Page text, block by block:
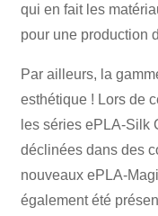
qui en fait les
pour une production
Par ailleurs, la
esthétique ! Lors de
les séries ePLA-Silk
déclinées dans des
nouveaux ePLA-
également été